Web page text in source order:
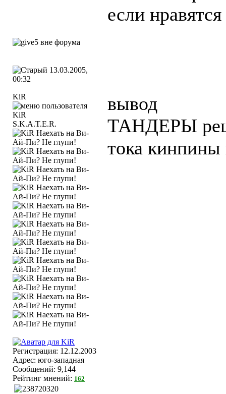
если
13.03.2005,
00:32
KiR
S.K.A.T.E.R.
Регистрация: 12.12.2003
Адрес: юго-западная
Сообщений: 9,144
Рейтинг мнений: 162
вывод
ТАНДЕРЫ
тока кинпины